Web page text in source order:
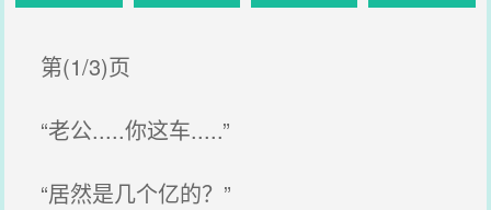
第(1/3)页
“老公.....你这车.....”
“居然是几个亿的？”